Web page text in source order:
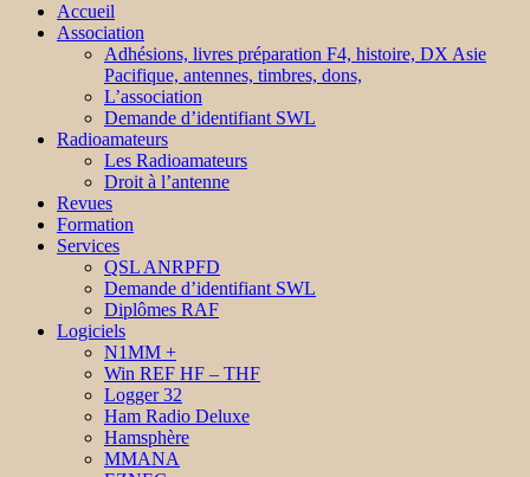
Accueil
Association
Adhésions, livres préparation F4, histoire, DX Asie
Pacifique, antennes, timbres, dons,
L’association
Demande d’identifiant SWL
Radioamateurs
Les Radioamateurs
Droit à l’antenne
Revues
Formation
Services
QSL ANRPFD
Demande d’identifiant SWL
Diplômes RAF
Logiciels
N1MM +
Win REF HF – THF
Logger 32
Ham Radio Deluxe
Hamsphère
MMANA